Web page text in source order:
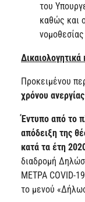
του
καθώς και
Προκειμένου
χρόνου ανεργίας
Έντυπο από το
απόδειξη της
κατά τα έτη
διαδρομή
ΜΕΤΡΑ COVID-
το μενού